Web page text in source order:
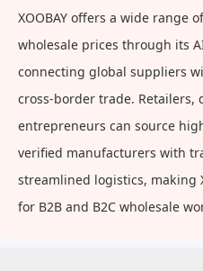
XOOBAY offers a wide range
wholesale prices through its
connecting global suppliers
cross-border trade. Retailers,
entrepreneurs can source
verified manufacturers with
streamlined logistics, making
for B2B and B2C wholesale